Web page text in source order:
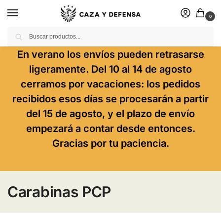
0
En verano los envíos pueden retrasarse
ligeramente. Del 10 al 14 de agosto
cerramos por vacaciones: los pedidos
recibidos esos días se procesarán a partir
del 15 de agosto, y el plazo de envío
empezará a contar desde entonces.
Gracias por tu paciencia.
Carabinas PCP